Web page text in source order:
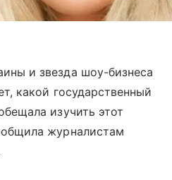
и звезда шоу-бизнеса
какой государственный
изучить этот
журналистам